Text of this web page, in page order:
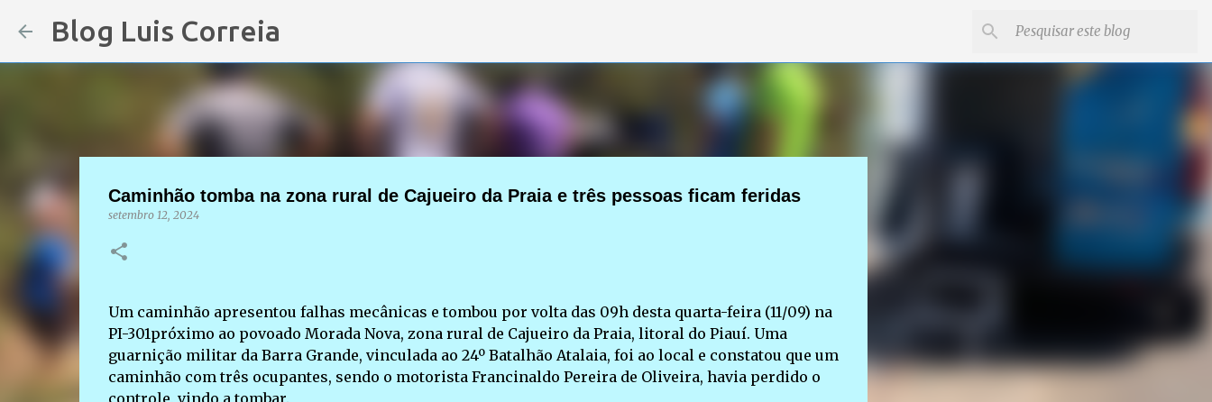
Blog Luis Correia
Caminhão tomba na zona rural de Cajueiro da Praia e três pessoas ficam feridas
setembro 12, 2024
Um caminhão apresentou falhas mecânicas e tombou por volta das 09h desta quarta-feira (11/09) na
PI-301próximo ao povoado Morada Nova, zona rural de Cajueiro da Praia, litoral do Piauí. Uma
guarnição militar da Barra Grande, vinculada ao 24º Batalhão Atalaia, foi ao local e constatou que um
caminhão com três ocupantes, sendo o motorista Francinaldo Pereira de Oliveira, havia perdido o
controle, vindo a tombar.